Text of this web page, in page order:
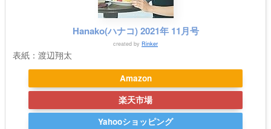
Hanako(ハナコ) 2021年 11月号
created by Rinker
表紙：渡辺翔太
Amazon
楽天市場
Yahooショッピング